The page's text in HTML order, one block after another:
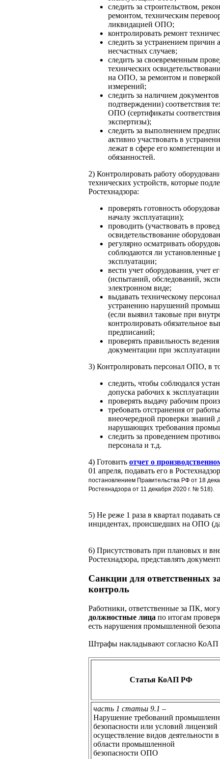
следить за строительством,
ремонтом, техническим
ликвидацией ОПО;
контролировать ремонт
следить за устранением причин
несчастных случаев;
следить за своевременным
технических
на ОПО, за ремонтом и
измерений;
следить за наличием
подтверждении) соответствия
ОПО (сертификаты
экспертизы);
следить за выполнением
активно участвовать в
лежат в сфере его компетенции
обязанностей.
2) Контролировать работу
технических устройств, которые
Ростехнадзора:
проверять готовность
началу эксплуатации);
проводить (участвовать в
освидетельствование
регулярно осматривать
соблюдаются ли
эксплуатации;
вести учет оборудования, учет
(испытаний, обследований,
электронном виде;
выдавать техническому
устранению нарушений
(если выявил таковые при
контролировать обязательное
предписаний;
проверять правильность
документации при
3) Контролировать персонал ОПО, в
следить, чтобы соблюдался
допуска рабочих к
проверять выдачу рабочим
требовать отстранения от
внеочередной проверки знаний
нарушающих требования
следить за проведением
персонала и т.д.
4) Готовить отчет о
01 апреля, подавать его в
постановлением Правительства РФ от 18
Ростехнадзора от 11 декабря 2020 г. № 518).
5) Не реже 1 раза в квартал подавать
инцидентах, происшедших на ОПО
6) Присутствовать при плановых и
Ростехнадзора, представлять
Санкции для ответственных
контроль
Работники, ответственные за ПК,
должностные лица по итогам
есть нарушения промышленной
Штрафы накладывают согласно
Статья КоАП РФ
часть 1 статьи 9.1 –
Нарушение требований
безопасности или условий лицензий
осуществление видов деятельности в
области промышленной
безопасности ОПО